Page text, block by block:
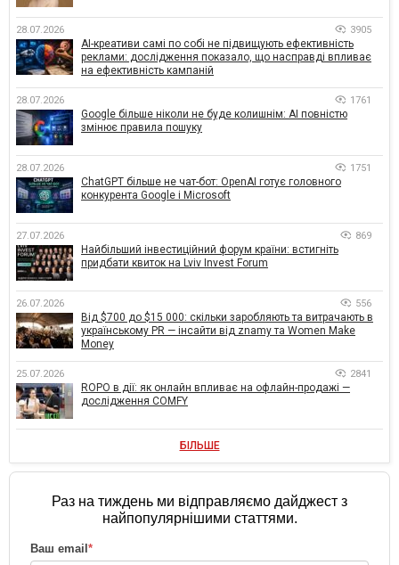
28.07.2026 3905
AI-креативи самі по собі не підвищують ефективність
реклами: дослідження показало, що насправді впливає
на ефективність кампаній
28.07.2026 1761
Google більше ніколи не буде колишнім: AI повністю
змінює правила пошуку
28.07.2026 1751
ChatGPT більше не чат-бот: OpenAI готує головного
конкурента Google і Microsoft
27.07.2026 869
Найбільший інвестиційний форум країни: встигніть
придбати квиток на Lviv Invest Forum
26.07.2026 556
Від $700 до $15 000: скільки заробляють та витрачають в
українському PR — інсайти від znamy та Women Make
Money
25.07.2026 2841
ROPO в дії: як онлайн впливає на офлайн-продажі —
дослідження COMFY
БІЛЬШЕ
Раз на тиждень ми відправляємо дайджест з
найпопулярнішими статтями.
Ваш email *